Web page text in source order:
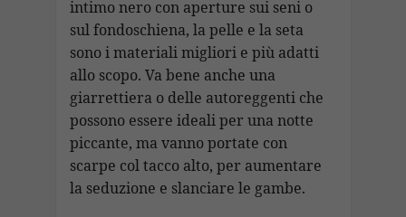
intimo nero con aperture sui seni o
sul fondoschiena, la pelle e la seta
sono i materiali migliori e più adatti
allo scopo. Va bene anche una
giarrettiera o delle autoreggenti che
possono essere ideali per una notte
piccante, ma vanno portate con
scarpe col tacco alto, per aumentare
la seduzione e slanciare le gambe.